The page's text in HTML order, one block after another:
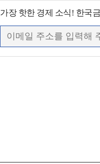
가장 핫한 경제 소식! 한국